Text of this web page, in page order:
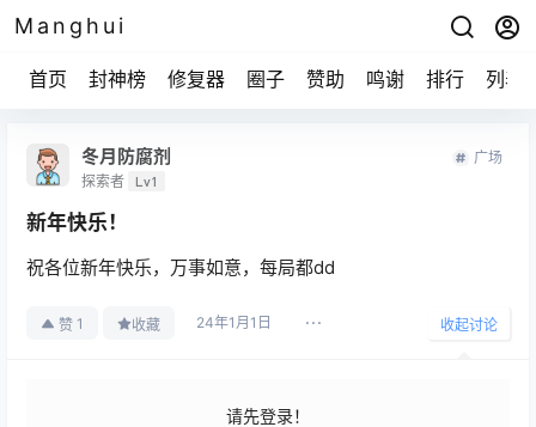
Manghui
首页 封神榜 修复器 圈子 赞助 鸣谢 排行 列表
冬月防腐剂
探索者 Lv1
广场
新年快乐！
祝各位新年快乐，万事如意，每局都dd
赞 1 收藏 24年1月1日 收起讨论
请先登录！